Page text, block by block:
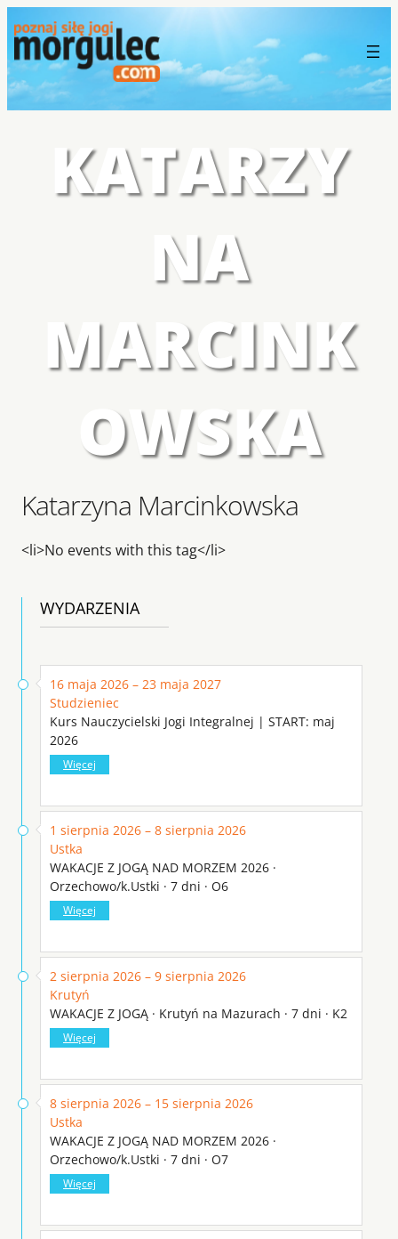
KATARZY
NA
MARCINK
OWSKA
Katarzyna Marcinkowska
<li>No events with this tag</li>
WYDARZENIA
16 maja 2026 – 23 maja 2027
Studzieniec
Kurs Nauczycielski Jogi Integralnej | START: maj
2026
Więcej
1 sierpnia 2026 – 8 sierpnia 2026
Ustka
WAKACJE Z JOGĄ NAD MORZEM 2026 ·
Orzechowo/k.Ustki · 7 dni · O6
Więcej
2 sierpnia 2026 – 9 sierpnia 2026
Krutyń
WAKACJE Z JOGĄ · Krutyń na Mazurach · 7 dni · K2
Więcej
8 sierpnia 2026 – 15 sierpnia 2026
Ustka
WAKACJE Z JOGĄ NAD MORZEM 2026 ·
Orzechowo/k.Ustki · 7 dni · O7
Więcej